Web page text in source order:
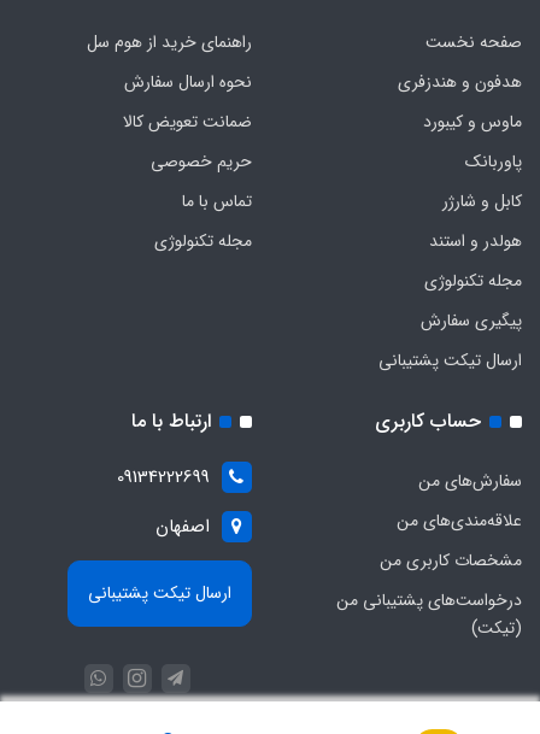
صفحه نخست
هدفون‌ و‌ هندزفری
ماوس و کیبورد
پاوربانک
کابل و شارژر
هولدر و استند
مجله تکنولوژی
پیگیری سفارش
ارسال تیکت پشتیبانی
راهنمای خرید از هوم سل
نحوه ارسال سفارش
ضمانت تعویض کالا
حریم خصوصی
تماس با ما
مجله تکنولوژی
حساب کاربری
سفارش‌های من
علاقه‌مندی‌های من
مشخصات کاربری من
درخواست‌های پشتیبانی من
(تیکت)
ارتباط با ما
09134222699
اصفهان
ارسال تیکت پشتیبانی